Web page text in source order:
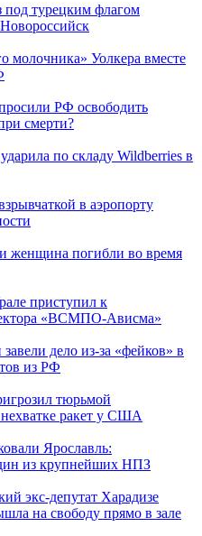
под турецким флагом
молочника» Уолкера вместе
РФ освободить
смерти?
по складу Wildberries в
в аэропорту
женщина погибли во время
приступил к
«ВСМПО-Ависма»
дело из-за «фейков» в
из РФ
тюрьмой
ракет у США
Ярославль:
из крупнейших НПЗ
экс-депутат Харадизе
на свободу прямо в зале